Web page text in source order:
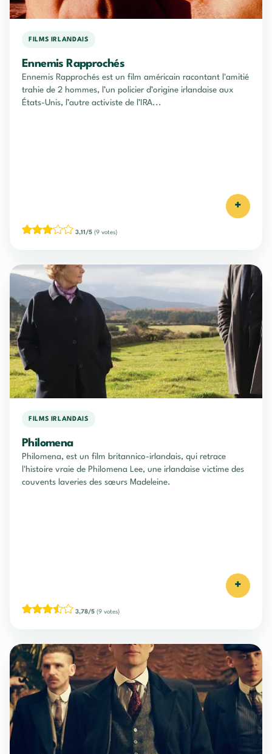
FILMS IRLANDAIS
Ennemis Rapprochés
Ennemis Rapprochés est un film américain racontant l'amitié
trahie de 2 hommes, l’un policier d’origine irlandaise aux
États-Unis, l’autre activiste de l’IRA...
+
3,11/5 (9 votes)
FILMS IRLANDAIS
Philomena
Philomena, est un film britannico-irlandais, qui retrace
l'histoire vraie de Philomena Lee, une irlandaise victime des
couvents laveries des sœurs Madeleine.
+
3,78/5 (9 votes)